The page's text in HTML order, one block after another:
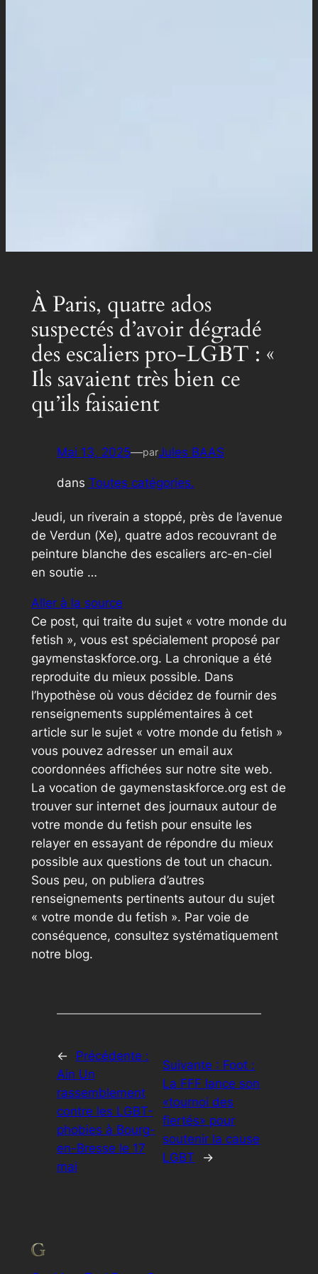
À Paris, quatre ados
suspectés d’avoir dégradé
des escaliers pro-LGBT : «
Ils savaient très bien ce
qu’ils faisaient
Mai 13, 2025—parJules BAAS
dans Toutes catégories.
Jeudi, un riverain a stoppé, près de l’avenue
de Verdun (Xe), quatre ados recouvrant de
peinture blanche des escaliers arc-en-ciel
en soutie …
Aller à la source
Ce post, qui traite du sujet « votre monde du
fetish », vous est spécialement proposé par
gaymenstaskforce.org. La chronique a été
reproduite du mieux possible. Dans
l’hypothèse où vous décidez de fournir des
renseignements supplémentaires à cet
article sur le sujet « votre monde du fetish »
vous pouvez adresser un email aux
coordonnées affichées sur notre site web.
La vocation de gaymenstaskforce.org est de
trouver sur internet des journaux autour de
votre monde du fetish pour ensuite les
relayer en essayant de répondre du mieux
possible aux questions de tout un chacun.
Sous peu, on publiera d’autres
renseignements pertinents autour du sujet
« votre monde du fetish ». Par voie de
conséquence, consultez systématiquement
notre blog.
←
Précédente :
Ain Un
rassemblement
contre les LGBT-
phobies à Bourg-
en-Bresse le 17
mai
Suivante : Foot :
La FFF lance son
«tournoi des
fiertés» pour
soutenir la cause
LGBT
→